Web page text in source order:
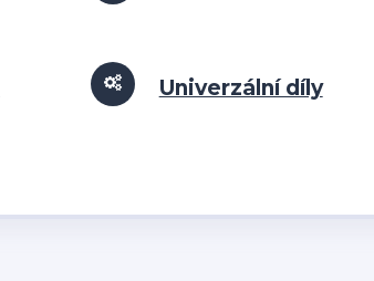
Univerzální díly